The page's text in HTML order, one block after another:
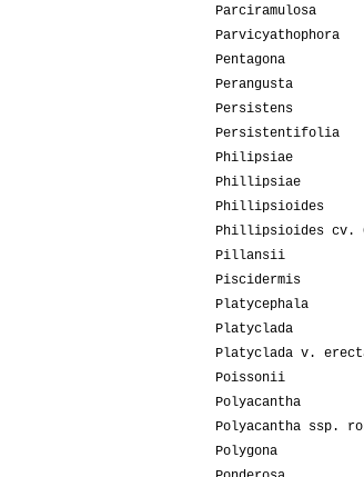
Parciramulosa
Parvicyathophora
Pentagona
Perangusta
Persistens
Persistentifolia
Philipsiae
Phillipsiae
Phillipsioides
Phillipsioides cv.
Pillansii
Piscidermis
Platycephala
Platyclada
Platyclada v.
Poissonii
Polyacantha
Polyacantha ssp.
Polygona